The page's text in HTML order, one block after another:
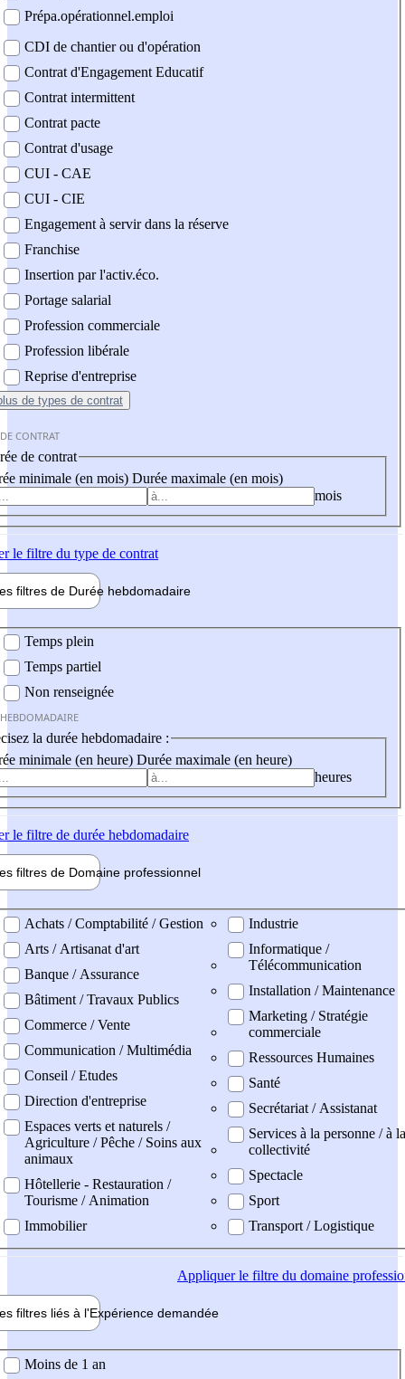
Prépa.opérationnel.emploi
CDI de chantier ou d'opération
Contrat d'Engagement Educatif
Contrat intermittent
Contrat pacte
Contrat d'usage
CUI - CAE
CUI - CIE
Engagement à servir dans la réserve
Franchise
Insertion par l'activ.éco.
Portage salarial
Profession commerciale
Profession libérale
Reprise d'entreprise
de types de contrat
CONTRAT
de contrat
minimale (en mois) Durée maximale (en mois)
mois
le filtre du type de contrat
filtres de Durée hebdomadaire
Temps plein
Temps partiel
Non renseignée
la durée hebdomadaire :
minimale (en heure) Durée maximale (en heure)
heures
le filtre de durée hebdomadaire
filtres de Domaine professionnel
professionel
Achats / Comptabilité / Gestion
Arts / Artisanat d'art
Banque / Assurance
Bâtiment / Travaux Publics
Commerce / Vente
Communication / Multimédia
Conseil / Etudes
Direction d'entreprise
Espaces verts et naturels /
Agriculture / Pêche / Soins aux
animaux
Hôtellerie - Restauration /
Tourisme / Animation
Immobilier
Industrie
Informatique /
Télécommunication
Installation / Maintenance
Marketing / Stratégie
commerciale
Ressources Humaines
Santé
Secrétariat / Assistanat
Services à la personne / à la
collectivité
Spectacle
Sport
Transport / Logistique
Appliquerle filtre du domaine
filtres liés à l'Expérience demandée
demandée
Moins de 1 an